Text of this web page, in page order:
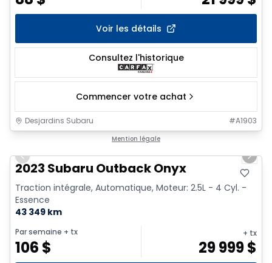
Voir les détails
Consultez l'historique
Commencer votre achat
Desjardins Subaru #A1903
Mention légale
Previous slide
Next
2023 Subaru Outback Onyx
Traction intégrale, Automatique, Moteur: 2.5L - 4 Cyl. -
Essence
43 349 km
Par semaine + tx
106 $
+ tx
29 999$